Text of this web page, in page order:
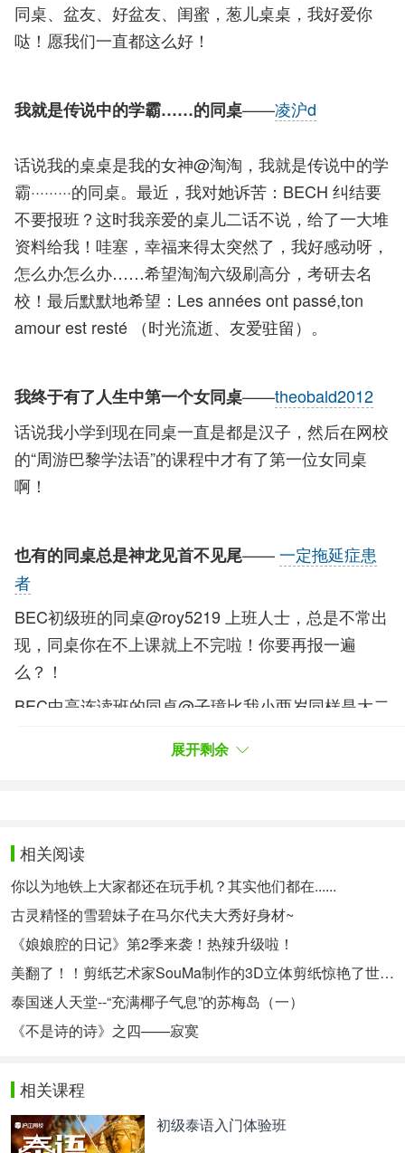
同桌、盆友、好盆友、闺蜜，葱儿桌桌，我好爱你
哒！愿我们一直都这么好！
我就是传说中的学霸……的同桌——凌沪d
话说我的桌桌是我的女神@淘淘，我就是传说中的学
霸·········的同桌。最近，我对她诉苦：BECH 纠结要
不要报班？这时我亲爱的桌儿二话不说，给了一大堆
资料给我！哇塞，幸福来得太突然了，我好感动呀，
怎么办怎么办……希望淘淘六级刷高分，考研去名
校！最后默默地希望：Les années ont passé,ton
amour est resté （时光流逝、友爱驻留）。
我终于有了人生中第一个女同桌——theobald2012
话说我小学到现在同桌一直是都是汉子，然后在网校
的“周游巴黎学法语”的课程中才有了第一位女同桌
啊！
也有的同桌总是神龙见首不见尾——一定拖延症患
者
BEC初级班的同桌@roy5219 上班人士，总是不常出
现，同桌你在不上课就上不完啦！你要再报一遍
么？！
BEC中高连读班的同桌@子璋比我小两岁同样是大二
首，偶尔在动态里能看到上沪江打卡了……
他们不仅相约一起学习，互相督促，互相鼓励，共同
进步，而且还喜结连理，结成夫妇，相约携手相伴一
生呢！他们让沪江无意之中会当了一次月老，你们造
吗？
想要围观详情？想看更多精彩的同桌故事？也想晒晒
那些年你与同桌的趣事，请看原帖：
网络链接你我，使人穿越时空；网络学习也因此有互
动的可能。在沪江同桌的互相勉励和陪伴下，在共同
展开剩余
相关阅读
你以为地铁上大家都还在玩手机？其实他们都在......
古灵精怪的雪碧妹子在马尔代夫大秀好身材~
《娘娘腔的日记》第2季来袭！热辣升级啦！
美翻了！！剪纸艺术家SouMa制作的3D立体剪纸惊艳了世界~
泰国迷人天堂--“充满椰子气息”的苏梅岛（一）
《不是诗的诗》之四——寂寞
相关课程
初级泰语入门体验班